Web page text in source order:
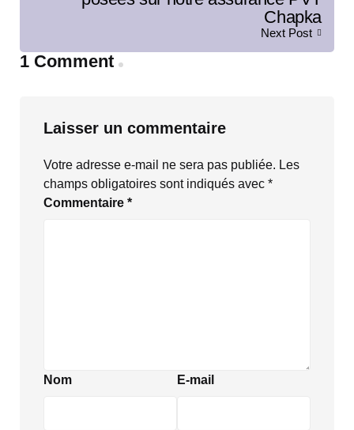
Chapka
Next Post
1 Comment
Laisser un commentaire
Votre adresse e-mail ne sera pas publiée. Les
champs obligatoires sont indiqués avec *
Commentaire *
Nom E-mail